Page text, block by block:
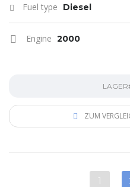
Fuel type Diesel
Engine 2000
ZUM
1